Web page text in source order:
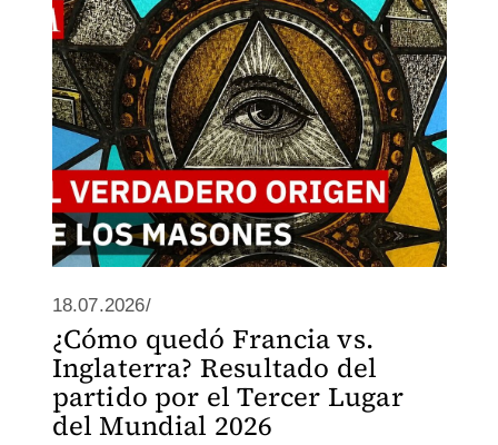
18.07.2026/
¿Cómo quedó Francia vs.
Inglaterra? Resultado del
partido por el Tercer Lugar
del Mundial 2026